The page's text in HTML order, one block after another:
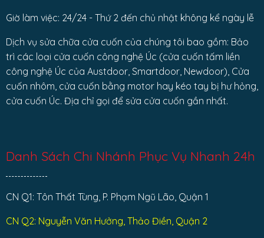
Giờ làm việc: 24/24 - Thứ 2 đến chủ nhật không kể ngày lễ
Dịch vụ sửa chữa cửa cuốn của chúng tôi bao gồm: Bảo
trì các loại cửa cuốn công nghệ Úc (cửa cuốn tấm liền
công nghệ Úc của Austdoor, Smartdoor, Newdoor), Cửa
cuốn nhôm, cửa cuốn bằng motor hay kéo tay bị hư hỏng,
cửa cuốn Úc. Địa chỉ gọi để sửa cửa cuốn gần nhất.
Danh Sách Chi Nhánh Phục Vụ Nhanh 24h
CN Q1: Tôn Thất Tùng, P. Phạm Ngũ Lão, Quận 1
CN Q2: Nguyễn Văn Hưởng, Thảo Điền, Quận 2